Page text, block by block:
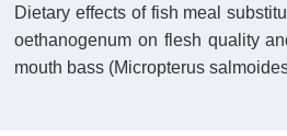
Dietary effects of fish meal
oethanogenum on flesh quality
mouth bass (Micropterus